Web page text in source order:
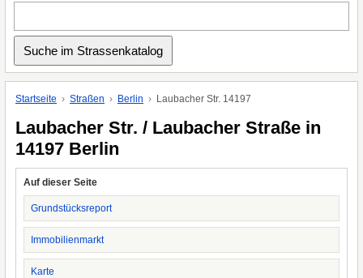
Startseite Straßen Berlin Laubacher Str. 14197
Laubacher Str. / Laubacher Straße in
14197 Berlin
Auf dieser Seite
Grundstücksreport
Immobilienmarkt
Karte